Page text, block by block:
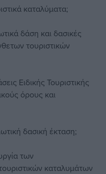
καταλύματα;
δάση και δασικές
τουριστικών
Ειδικής Τουριστικής
όρους και
δασική έκταση;
των
καταλυμάτων